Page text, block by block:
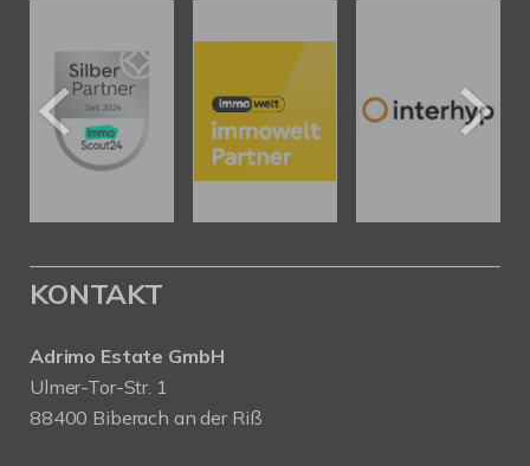
KONTAKT
Adrimo Estate GmbH
Ulmer-Tor-Str. 1
88400 Biberach an der Riß